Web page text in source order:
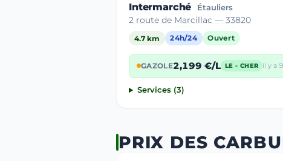
Intermarché Étauliers
2 route de Marcillac — 33820
4.7 km 24h/24 Ouvert
GAZOLE2,199 €/L LE - CHER il y a
Services (3)
PRIX DES